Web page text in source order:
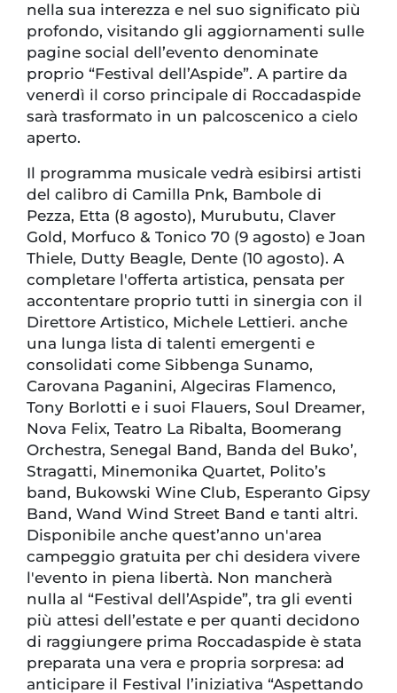
nella sua interezza e nel suo significato più
profondo, visitando gli aggiornamenti sulle
pagine social dell’evento denominate
proprio “Festival dell’Aspide”. A partire da
venerdì il corso principale di Roccadaspide
sarà trasformato in un palcoscenico a cielo
aperto.
Il programma musicale vedrà esibirsi artisti
del calibro di Camilla Pnk, Bambole di
Pezza, Etta (8 agosto), Murubutu, Claver
Gold, Morfuco & Tonico 70 (9 agosto) e Joan
Thiele, Dutty Beagle, Dente (10 agosto). A
completare l'offerta artistica, pensata per
accontentare proprio tutti in sinergia con il
Direttore Artistico, Michele Lettieri. anche
una lunga lista di talenti emergenti e
consolidati come Sibbenga Sunamo,
Carovana Paganini, Algeciras Flamenco,
Tony Borlotti e i suoi Flauers, Soul Dreamer,
Nova Felix, Teatro La Ribalta, Boomerang
Orchestra, Senegal Band, Banda del Buko’,
Stragatti, Minemonika Quartet, Polito’s
band, Bukowski Wine Club, Esperanto Gipsy
Band, Wand Wind Street Band e tanti altri.
Disponibile anche quest’anno un'area
campeggio gratuita per chi desidera vivere
l'evento in piena libertà. Non mancherà
nulla al “Festival dell’Aspide”, tra gli eventi
più attesi dell’estate e per quanti decidono
di raggiungere prima Roccadaspide è stata
preparata una vera e propria sorpresa: ad
anticipare il Festival l’iniziativa “Aspettando